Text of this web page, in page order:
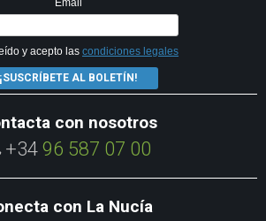
Email
y acepto las condiciones legales
¡SUSCRÍBETE AL BOLETÍN!
con nosotros
+34 96 587 07 00
con La Nucía